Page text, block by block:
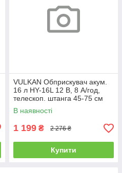
VULKAN Обприскувач акум.
16 л HY-16L 12 В, 8 А/год,
телескоп. штанга 45-75 см
В наявності
1 199 ₴ 2 276 ₴
Купити